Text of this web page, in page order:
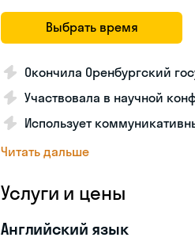
Выбрать время
Окончила Оренбургский
Участвовала в научной
Использует
Читать дальше
Услуги и цены
Английский язык